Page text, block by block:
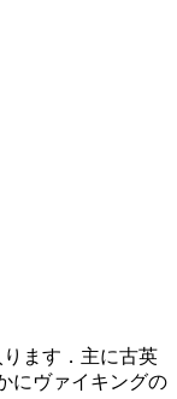
ます．主に古英
にヴァイキングの